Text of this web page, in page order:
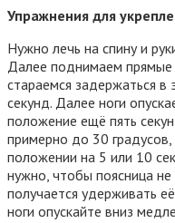
Упражнения для
Нужно лечь на спину и
Далее поднимаем прямые
стараемся задержаться
секунд. Далее ноги
положение ещё пять
примерно до 30
положении на 5 или 10
нужно, чтобы поясница не
получается удерживать
ноги опускайте вниз